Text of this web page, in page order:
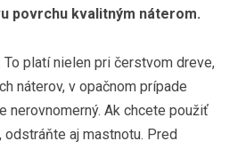
povrchu kvalitným náterom.
To platí nielen pri čerstvom dreve,
náterov, v opačnom prípade
nerovnomerný. Ak chcete použiť
aj mastnotu. Pred